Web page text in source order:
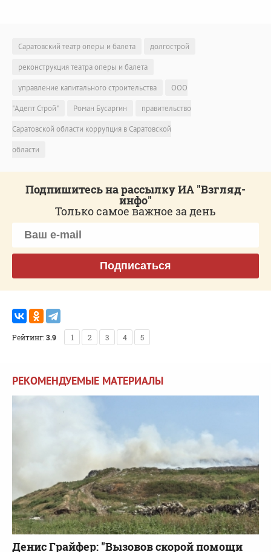
Саратовский театр оперы и балета
долгострой
реконструкция театра оперы и балета
управление капитального строительства
ООО
"Адепт Строй"
Роман Бусаргин
правительство
Саратовской области коррупция в Саратовской
области
Подпишитесь на рассылку ИА "Взгляд-
инфо"
Только самое важное за день
Подписаться
Рейтинг:3.9 1 2 3 4 5
РЕКОМЕНДУЕМЫЕ МАТЕРИАЛЫ
Денис Грайфер: "Вызовов скорой помощи